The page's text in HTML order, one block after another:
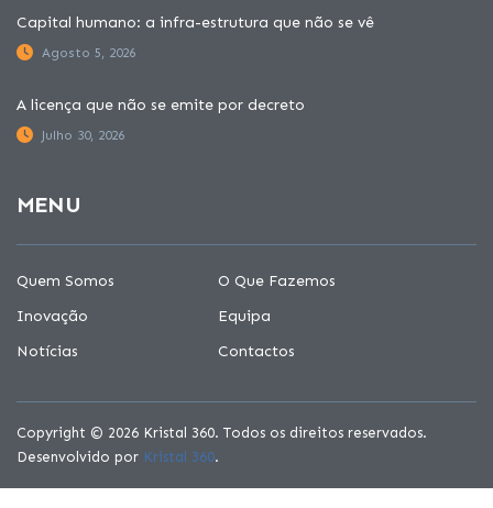
Capital humano: a infra-estrutura que não se vê
Agosto 5, 2026
A licença que não se emite por decreto
Julho 30, 2026
MENU
Quem Somos
O Que Fazemos
Inovação
Equipa
Notícias
Contactos
Copyright © 2026 Kristal 360. Todos os direitos reservados.
Desenvolvido por Kristal 360.